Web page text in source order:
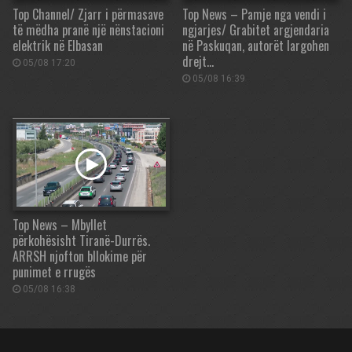
Top Channel/ Zjarr i përmasave
të mëdha pranë një nënstacioni
elektrik në Elbasan
05/08 17:20
Top News – Pamje nga vendi i
ngjarjes/ Grabitet argjendaria
në Paskuqan, autorët largohen
drejt…
05/08 16:39
Top News – Mbyllet
përkohësisht Tiranë-Durrës.
ARRSH njofton bllokime për
punimet e rrugës
05/08 16:38